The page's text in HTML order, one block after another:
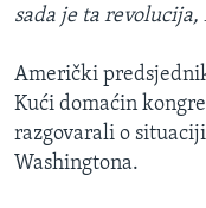
sada je ta revolucija,
Američki
Kući domaćin
razgovarali o
Washingtona.